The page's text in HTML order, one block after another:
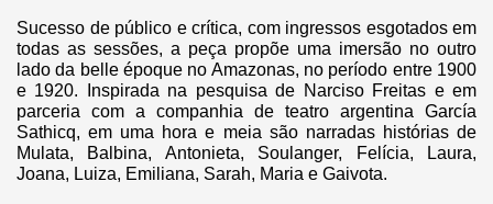
Sucesso de público e crítica, com ingressos esgotados em
todas as sessões, a peça propõe uma imersão no outro
lado da belle époque no Amazonas, no período entre 1900
e 1920. Inspirada na pesquisa de Narciso Freitas e em
parceria com a companhia de teatro argentina García
Sathicq, em uma hora e meia são narradas histórias de
Mulata, Balbina, Antonieta, Soulanger, Felícia, Laura,
Joana, Luiza, Emiliana, Sarah, Maria e Gaivota.